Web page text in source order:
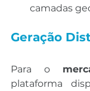
camadas
Geração
Para o
plataforma